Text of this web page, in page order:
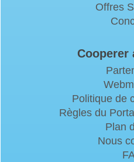
Offres
Cooperer
Politique de
Règles du
Plan
Nous